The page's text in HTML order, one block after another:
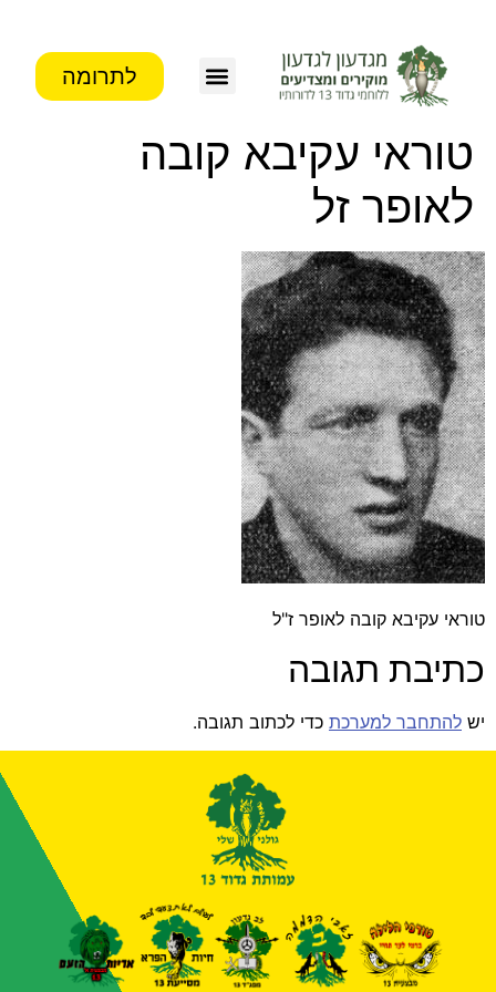
לתרומה
טוראי עקיבא קובה
לאופר זל
טוראי עקיבא קובה לאופר ז"ל
כתיבת תגובה
יש להתחבר למערכת כדי לכתוב תגובה.